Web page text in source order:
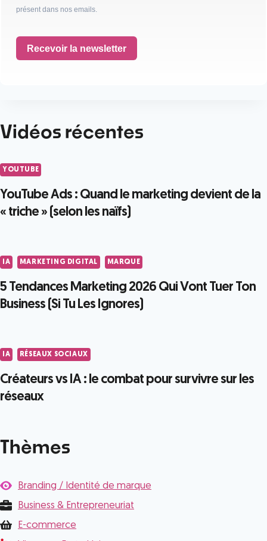
présent dans nos emails.
Recevoir la newsletter
Vidéos récentes
YOUTUBE
YouTube Ads : Quand le marketing devient de la
« triche » (selon les naïfs)
IA MARKETING DIGITAL MARQUE
5 Tendances Marketing 2026 Qui Vont Tuer Ton
Business (Si Tu Les Ignores)
IA RÉSEAUX SOCIAUX
Créateurs vs IA : le combat pour survivre sur les
réseaux
Thèmes
Branding / Identité de marque
Business & Entrepreneuriat
E-commerce